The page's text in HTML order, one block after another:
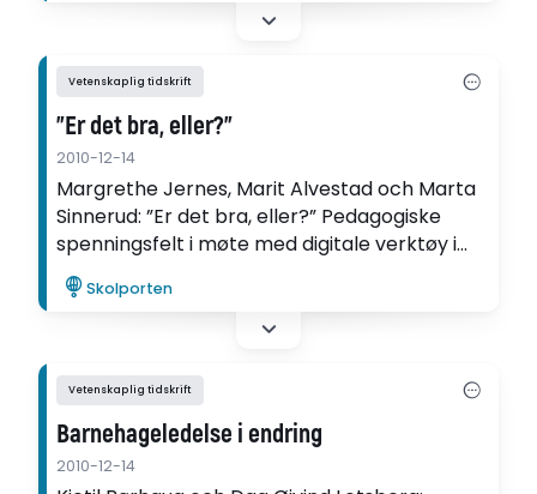
Vetenskaplig tidskrift
”Er det bra, eller?”
2010-12-14
Margrethe Jernes, Marit Alvestad och Marta
Sinnerud: ”Er det bra, eller?” Pedagogiske
spenningsfelt i møte med digitale verktøy i
norske barnehager.
Skolporten
Vetenskaplig tidskrift
Barnehageledelse i endring
2010-12-14